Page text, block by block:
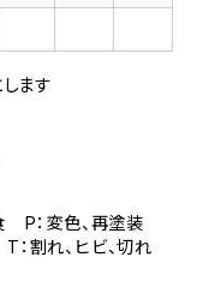
ます
P：変色、再塗装
割れ、ヒビ、切れ